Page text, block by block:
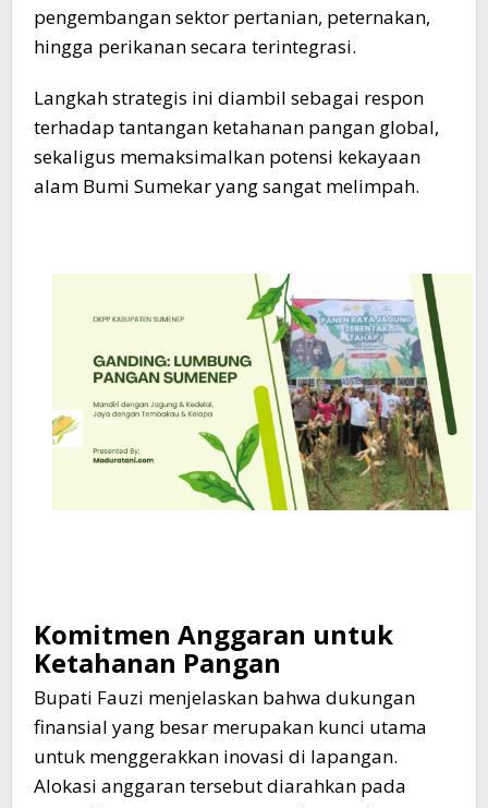
pengembangan sektor pertanian, peternakan,
hingga perikanan secara terintegrasi.
Langkah strategis ini diambil sebagai respon
terhadap tantangan ketahanan pangan global,
sekaligus memaksimalkan potensi kekayaan
alam Bumi Sumekar yang sangat melimpah.
Komitmen Anggaran untuk
Ketahanan Pangan
Bupati Fauzi menjelaskan bahwa dukungan
finansial yang besar merupakan kunci utama
untuk menggerakkan inovasi di lapangan.
Alokasi anggaran tersebut diarahkan pada